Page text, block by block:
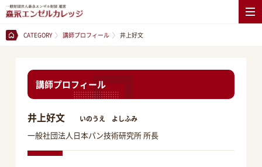
CATEGORY 講師プロフィール 井上好文
講師プロフィール
井上好文 いのうえ よしふみ
一般社団法人日本パン技術研究所 所長